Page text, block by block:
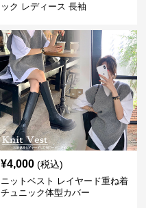
ック レディース 長袖
¥4,000 (税込)
ニットベスト レイヤード重ね着
チュニック体型カバー